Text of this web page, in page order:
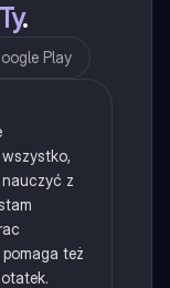
.
Play
nauczyć z
też